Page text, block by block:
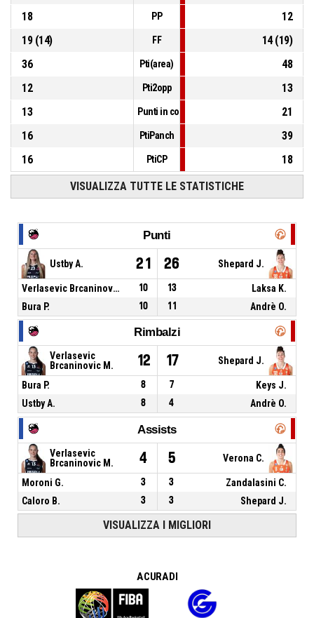
18
PP
12
19(14) FF 14(19)
36
Pti(area)
48
12
Pti2opp
13
13
Punti in contropiede
21
16
PtiPanch
39
16
PtiCP 18
VISUALIZZA TUTTE LE STATISTICHE
Punti
Ustby A. 21 26 Shepard J.
Verlasevic Brcaninovic M. 10 13
Laksa K.
Bura P.
10 11 Andrè O.
Rimbalzi
Verlasevic
Brcaninovic M.
12 17 Shepard J.
Bura P. 8 7
Keys J.
Ustby A.
8 4 Andrè O.
Assists
Verlasevic
Brcaninovic M.
4 5 Verona C.
Moroni G. 3 3
Zandalasini C.
Caloro B.
3 3 Shepard J.
VISUALIZZA I MIGLIORI
A CURA DI